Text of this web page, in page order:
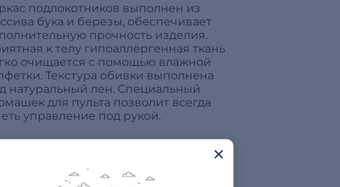
подлокотников выполнен из
бука и березы, обеспечивает
прочность изделия.
к телу гипоаллергенная ткань
очищается с помощью влажной
Текстура обивки выполнена
натуральный лен. Специальный
для пульта позволит всегда
управление под рукой.